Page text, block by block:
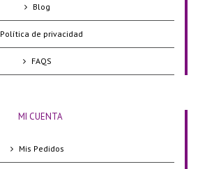
Blog
Política de privacidad
FAQS
MI CUENTA
Mis Pedidos